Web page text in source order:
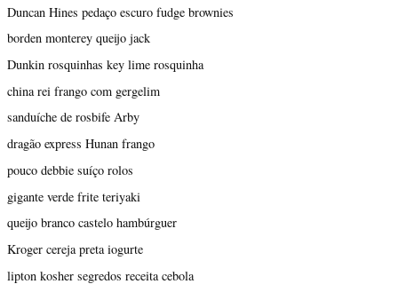
Duncan Hines pedaço escuro fudge brownies
borden monterey queijo jack
Dunkin rosquinhas key lime rosquinha
china rei frango com gergelim
sanduíche de rosbife Arby
dragão express Hunan frango
pouco debbie suíço rolos
gigante verde frite teriyaki
queijo branco castelo hambúrguer
Kroger cereja preta iogurte
lipton kosher segredos receita cebola